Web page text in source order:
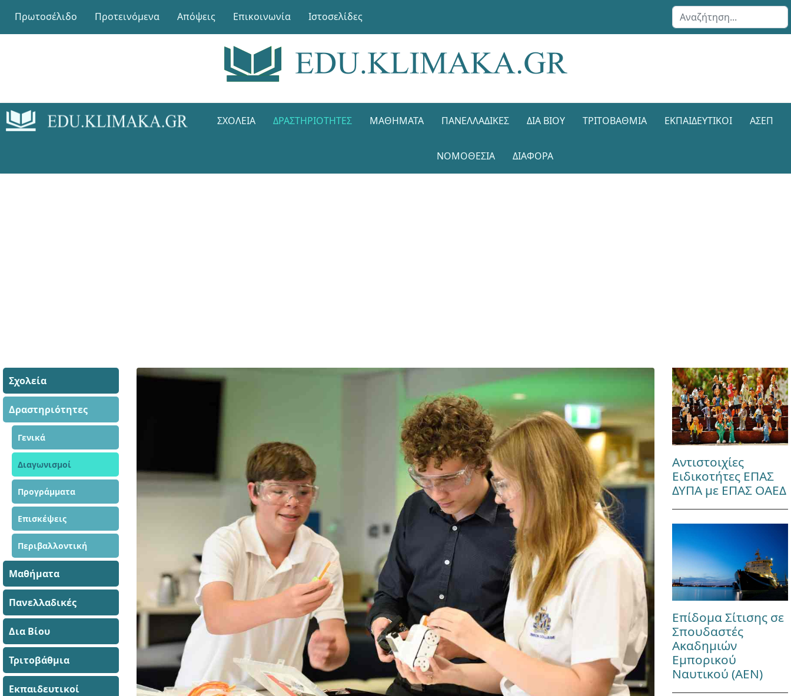
Πρωτοσέλιδο Προτεινόμενα Απόψεις Επικοινωνία Ιστοσελίδες Αναζήτηση...
ΣΧΟΛΕΊΑ ΔΡΑΣΤΗΡΙΌΤΗΤΕΣ ΜΑΘΉΜΑΤΑ ΠΑΝΕΛΛΑΔΙΚΈΣ ΔΙΑ ΒΊΟΥ ΤΡΙΤΟΒΆΘΜΙΑ ΕΚΠΑΙΔΕΥΤΙΚΟΊ ΑΣΕΠ
ΝΟΜΟΘΕΣΊΑ ΔΙΑΦΟΡΑ
Σχολεία
Δραστηριότητες
Γενικά
Διαγωνισμοί
Προγράμματα
Επισκέψεις
Περιβαλλοντική
Μαθήματα
Πανελλαδικές
Δια Βίου
Τριτοβάθμια
Εκπαιδευτικοί
Αντιστοιχίες
Ειδικοτήτες ΕΠΑΣ
ΔΥΠΑ με ΕΠΑΣ ΟΑΕΔ
Επίδομα Σίτισης σε
Σπουδαστές
Ακαδημιών
Εμπορικού
Ναυτικού (ΑΕΝ)